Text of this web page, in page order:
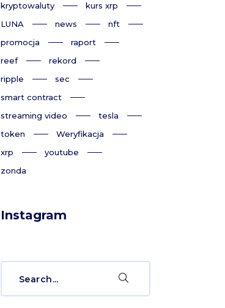
kryptowaluty
kurs xrp
LUNA
news
nft
promocja
raport
reef
rekord
ripple
sec
smart contract
streaming video
tesla
token
Weryfikacja
xrp
youtube
zonda
Instagram